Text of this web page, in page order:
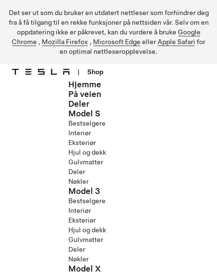
Det ser ut som du bruker en utdatert nettleser som forhindrer deg
fra å få tilgang til en rekke funksjoner på nettsiden vår. Selv om en
oppdatering ikke er påkrevet, kan du vurdere å bruke Google
Chrome , Mozilla Firefox , Microsoft Edge eller Apple Safari for
en optimal nettleseropplevelse.
| Shop
Hjemme
På veien
Deler
Model S
Bestselgere
Interiør
Eksteriør
Hjul og dekk
Gulvmatter
Deler
Nøkler
Model 3
Bestselgere
Interiør
Eksteriør
Hjul og dekk
Gulvmatter
Deler
Nøkler
Model X